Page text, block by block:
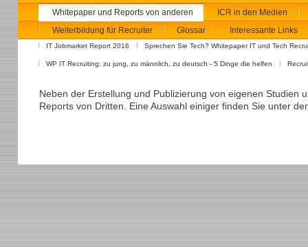
Whitepaper und Reports von anderen
ICR in den Medien
Weiterbildung für Recruiter
Glossar Interessante Links
IT Jobmarket Report 2016 Sprechen Sie Tech? Whitepaper IT und Tech
WP IT Recruiting: zu jung, zu männlich, zu deutsch - 5 Dinge die helfen
Neben der Erstellung und Publizierung von eigenen Studien
Reports von Dritten. Eine Auswahl einiger finden Sie unter